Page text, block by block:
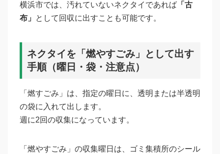
横浜市では、汚れていないネクタイであれば 「古
布」
として回収に出すことも可能です。
ネクタイを「燃やすごみ」として出す
手順（曜日・袋・注意点）
「燃すごみ」は、指定の曜日に、透明または半透明
の袋に入れて出します。
週に2回の収集になっています。
「燃やすごみ」の収集曜日は、ゴミ集積所のシール